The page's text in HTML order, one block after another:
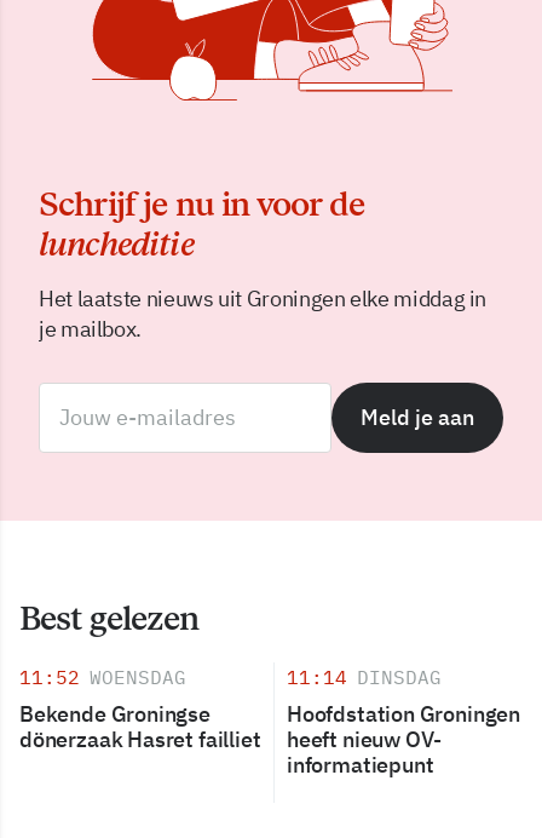
Schrijf je nu in voor de
luncheditie
Het laatste nieuws uit Groningen elke middag in
je mailbox.
Meld je aan
Best gelezen
11:52 WOENSDAG
Bekende Groningse
dönerzaak Hasret failliet
11:14 DINSDAG
Hoofdstation Groningen
heeft nieuw OV-
informatiepunt